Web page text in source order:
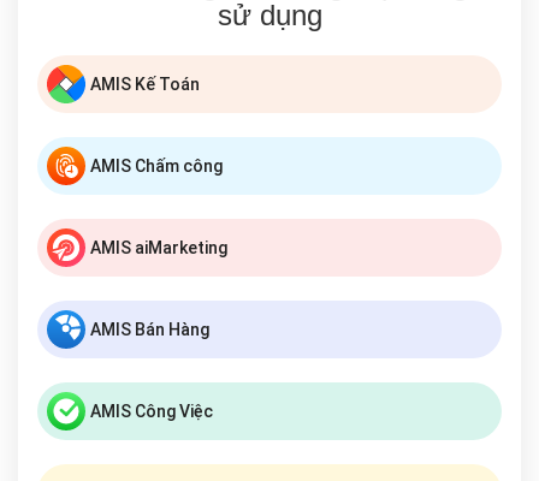
sử dụng
AMIS Kế Toán
AMIS Chấm công
AMIS aiMarketing
AMIS Bán Hàng
AMIS Công Việc